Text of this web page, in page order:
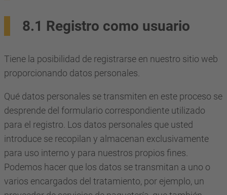
8.1 Registro como usuario
Tiene la posibilidad de registrarse en nuestro sitio web
proporcionando datos personales.
Qué datos personales se transmiten en este proceso se
desprende del formulario correspondiente utilizado
para el registro. Los datos personales que usted
introduce se recopilan y almacenan exclusivamente
para uso interno y para nuestros propios fines.
Podemos hacer que los datos se transmitan a uno o
varios encargados del tratamiento, por ejemplo, un